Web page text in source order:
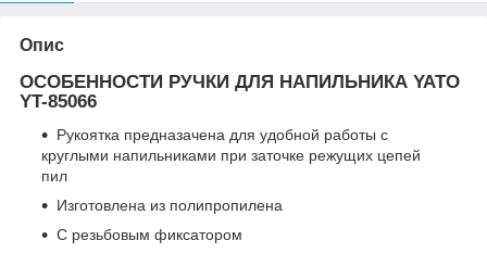
Опис
ОСОБЕННОСТИ РУЧКИ ДЛЯ НАПИЛЬНИКА YATO
YT-85066
Рукоятка предназачена для удобной работы с
круглыми напильниками при заточке режущих цепей
пил
Изготовлена из полипропилена
С резьбовым фиксатором